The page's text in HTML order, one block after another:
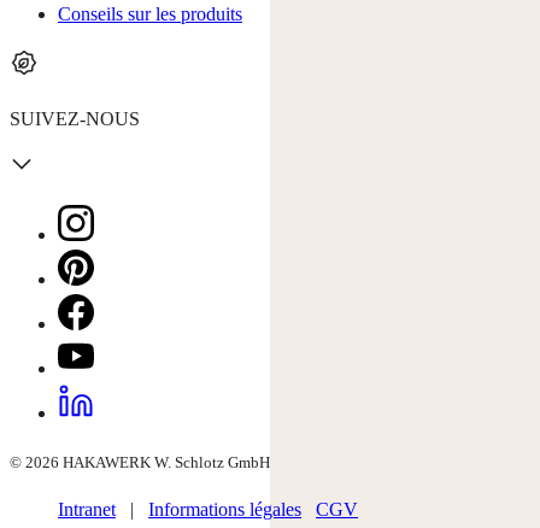
Conseils sur les produits
SUIVEZ-NOUS
© 2026 HAKAWERK W. Schlotz GmbH
Intranet | Informations légales
CGV